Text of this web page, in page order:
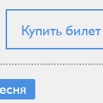
Купить билет